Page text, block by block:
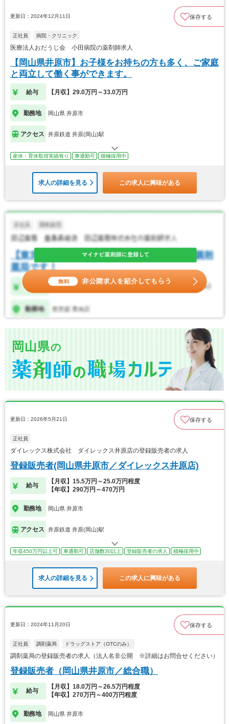
更新日：2024年12月11日 保存する
正社員 病院・クリニック
医療法人おだうじ会 小田病院の薬剤師求人
【岡山県井原市】お子様をお持ちの方も多く、ご家庭
と両立して働く事ができます。
給与 【月収】29.0万円～33.0万円
勤務地 岡山県 井原市
アクセス 井原鉄道 井原(岡山)駅
産休・育休取得実績有り 車通勤可 積極採用中
求人の詳細を見る この求人に興味がある
岡山県の
更新日：2026年5月21日 保存する
正社員
ダイレックス株式会社 ダイレックス井原店の登録販売者の求人
登録販売者(岡山県井原市／ダイレックス井原店)
給与
【月収】15.5万円～25.0万円程度
【年収】290万円～470万円
勤務地 岡山県 井原市
アクセス 井原鉄道 井原(岡山)駅
年収450万円以上可 車通勤可 店舗数30以上 登録販売者の求人 積極採用中
求人の詳細を見る この求人に興味がある
更新日：2024年11月20日 保存する
正社員 調剤薬局 ドラッグストア（OTCのみ）
調剤薬局の登録販売者の求人（法人名非公開 ※詳細はお問合せください）
登録販売者（岡山県井原市／総合職）
給与
【月収】18.0万円～26.5万円程度
【年収】270万円～400万円程度
勤務地 岡山県 井原市